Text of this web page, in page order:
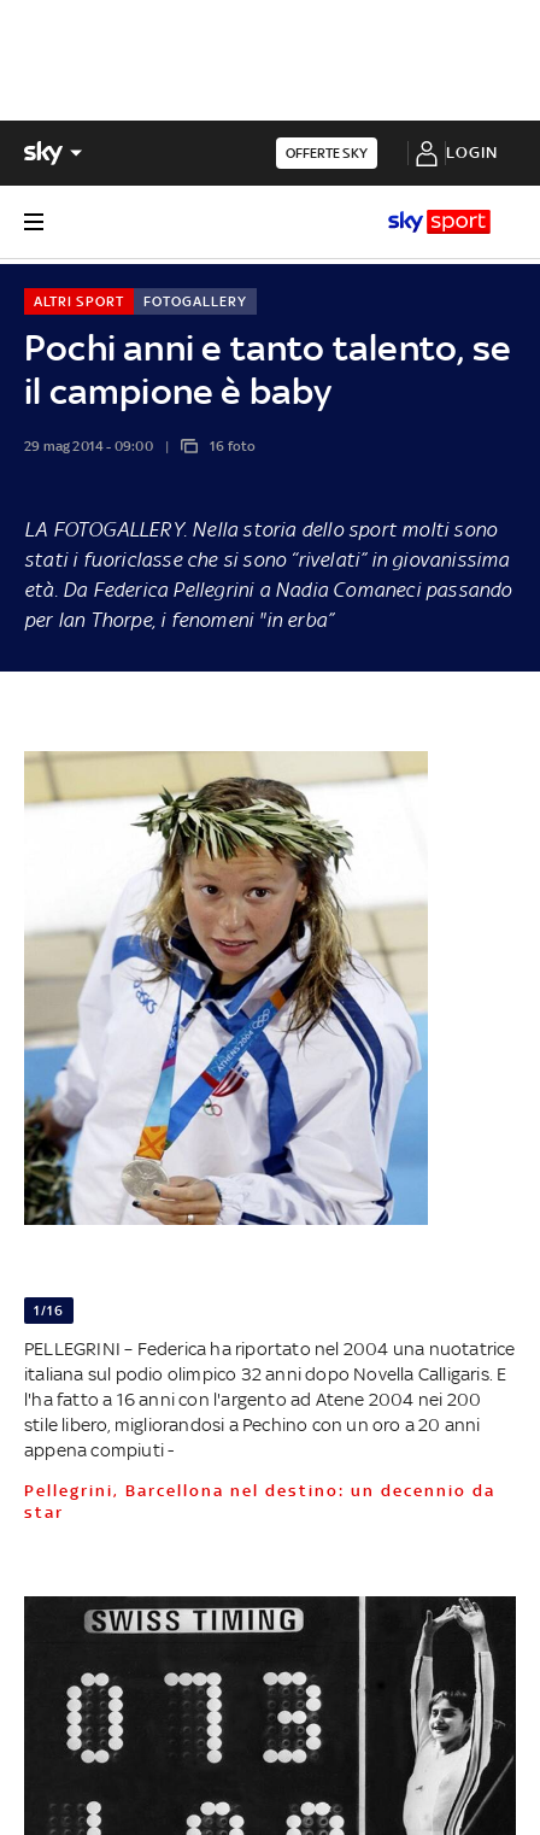
OFFERTE SKY LOGIN
Pochi anni e tanto talento, se
il campione è baby
ALTRI SPORT FOTOGALLERY
29 mag 2014 - 09:00 16 foto
LA FOTOGALLERY. Nella storia dello sport molti sono
stati i fuoriclasse che si sono “rivelati” in giovanissima
età. Da Federica Pellegrini a Nadia Comaneci passando
per Ian Thorpe, i fenomeni "in erba”
1/16
PELLEGRINI – Federica ha riportato nel 2004 una nuotatrice
italiana sul podio olimpico 32 anni dopo Novella Calligaris. E
l'ha fatto a 16 anni con l'argento ad Atene 2004 nei 200
stile libero, migliorandosi a Pechino con un oro a 20 anni
appena compiuti -
Pellegrini, Barcellona nel destino: un decennio da
star